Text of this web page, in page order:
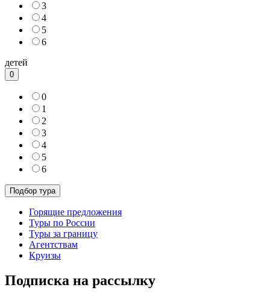
3
4
5
6
детей
0
0
1
2
3
4
5
6
Горящие предложения
Туры по России
Туры за границу
Агентствам
Круизы
Подписка на рассылку